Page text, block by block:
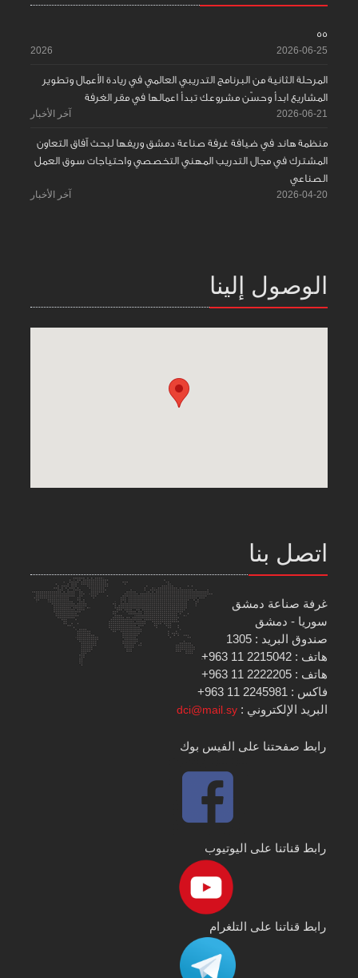
55
2026-06-25
2026
المرحلة الثانية من البرنامج التدريبي العالمي في ريادة الأعمال وتطوير
المشاريع ابدأ وحسّن مشروعك تبدأ اعمالها في مقر الغرفة
2026-06-21 آخر الأخبار
منظمة هاند في ضيافة غرفة صناعة دمشق وريفها لبحث آفاق التعاون
المشترك في مجال التدريب المهني التخصصي واحتياجات سوق العمل
الصناعي
2026-04-20 آخر الأخبار
الوصول إلينا
اتصل بنا
غرفة صناعة دمشق
سوريا - دمشق
صندوق البريد : 1305
هاتف : 2215042 11 963+
هاتف : 2222205 11 963+
فاكس : 2245981 11 963+
البريد الإلكتروني :dci@mail.sy
رابط صفحتنا على الفيس بوك
رابط قناتنا على اليوتيوب
رابط قناتنا على التلغرام